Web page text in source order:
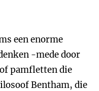
een enorme
-mede door
pamfletten die
Bentham, die